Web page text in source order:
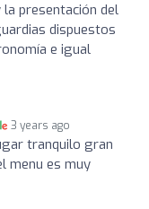
la presentación del
dispuestos
e igual
3 years ago
tranquilo gran
menu es muy